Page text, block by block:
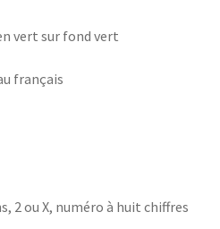
vert sur fond vert
français
2 ou X, numéro à huit chiffres